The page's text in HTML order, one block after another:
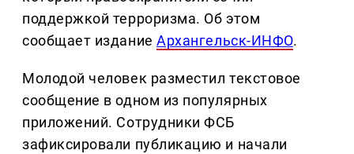
поддержкой терроризма. Об этом
сообщает изданиеАрхангельск-ИНФО.
Молодой человек разместил текстовое
сообщение в одном из популярных
приложений. Сотрудники ФСБ
зафиксировали публикацию и начали